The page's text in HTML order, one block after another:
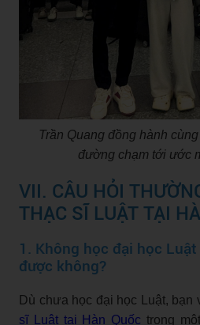
Trần Quang đồng hành
đường chạm tới ước
VII. CÂU HỎI
THẠC SĨ LUẬT TẠI
1. Không học đại học
được không?
Dù chưa học đại học Luật, bạn
sĩ Luật tại Hàn Quốc trong